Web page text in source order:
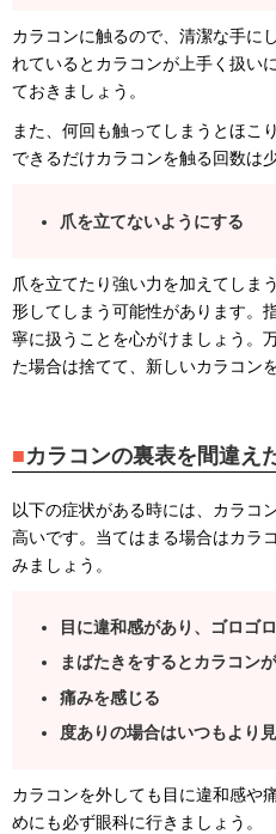
カラコンに触るので、清潔な手に
れているとカラコンが上手く扱い
ておきましょう。
また、何回も触ってしまうとほこ
できるだけカラコンを触る回数は
爪を立てないようにする
爪を立てたり強い力を加えてしま
形してしまう可能性があります。
寧に扱うことを心がけましょう。
た場合は捨てて、新しいカラコン
カラコンの裏表を間違え
以下の症状がある時には、カラコ
高いです。当てはまる場合はカラ
みましょう。
目に違和感があり、ゴロゴ
まばたきをするとカラコン
痛みを感じる
度ありの場合はいつもより
カラコンを外しても目に違和感や
めにも必ず眼科に行きましょう。